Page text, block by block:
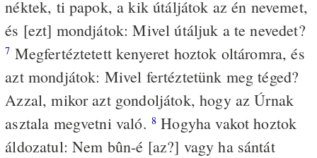
néktek, ti papok, a kik útáljátok az én nevemet,
és [ezt] mondjátok: Mivel útáljuk a te nevedet?
7 Megfertéztetett kenyeret hoztok oltáromra, és
azt mondjátok: Mivel fertéztetünk meg téged?
Azzal, mikor azt gondoljátok, hogy az Úrnak
asztala megvetni való. 8 Hogyha vakot hoztok
áldozatul: Nem bûn-é [az?] vagy ha sántát